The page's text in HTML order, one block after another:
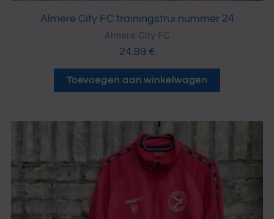
Almere City FC trainingstrui nummer 24
Almere City FC
24.99 €
Toevoegen aan winkelwagen